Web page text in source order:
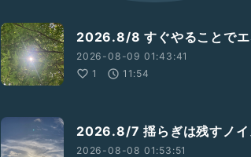
2026.8/8 すぐやることでエ
2026-08-09 01:43:41
1
11:54
2026.8/7 揺らぎは残すノイ
2026-08-08 01:53:51